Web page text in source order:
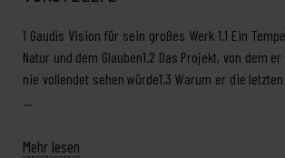
1 Gaudís Vision für sein großes Werk 1.1 Ein
Natur und dem Glauben1.2 Das Projekt, von dem
nie vollendet sehen würde1.3 Warum er die
…
Mehr lesen